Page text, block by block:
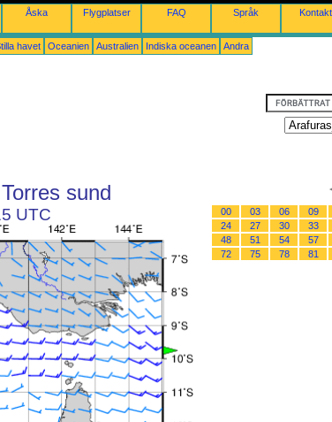
Åska Flygplatser FAQ Språk Kontakt
havet Oceanien Australien Indiska oceanen Andra
sund
UTC 00 03 06 09
24
27 30 33
48
51 54 57
72
75 78 81